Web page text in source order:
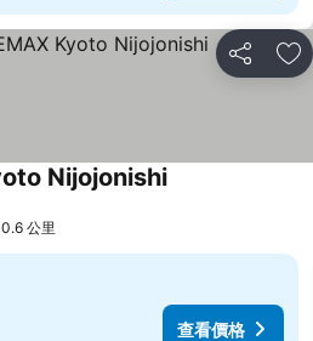
分享 放
價格
Nijojonishi查看價格
公里
查看價格